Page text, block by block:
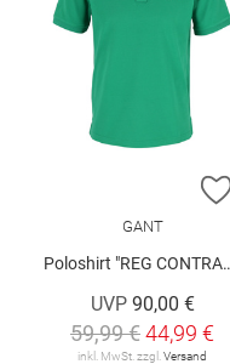
GANT
Poloshirt "REG CONTRAST"
UVP 90,00 €
59,99 €44,99 €
inkl. MwSt. zzgl. Versand